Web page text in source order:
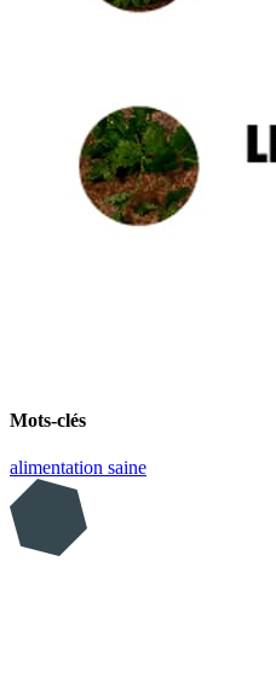
Mots-clés
alimentation saine